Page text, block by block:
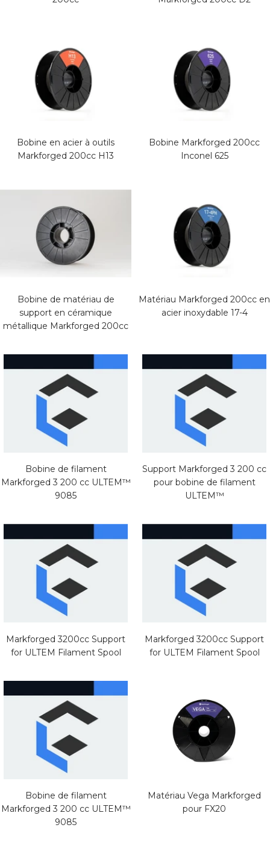
Bobine en acier à outils
Markforged 200cc H13
Bobine Markforged 200cc
Inconel 625
Bobine de matériau de
support en céramique
métallique Markforged 200cc
Matériau Markforged 200cc en
acier inoxydable 17-4
Bobine de filament
Markforged 3 200 cc ULTEM™
9085
Support Markforged 3 200 cc
pour bobine de filament
ULTEM™
Markforged 3200cc Support
for ULTEM Filament Spool
Markforged 3200cc Support
for ULTEM Filament Spool
Bobine de filament
Markforged 3 200 cc ULTEM™
9085
Matériau Vega Markforged
pour FX20